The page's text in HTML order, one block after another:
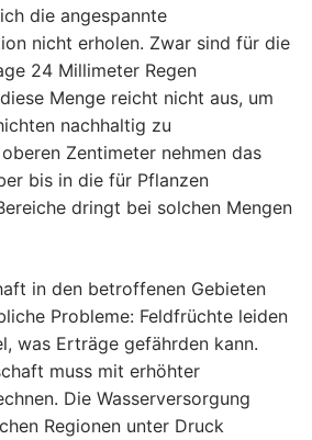
die angespannte
nicht erholen. Zwar sind für die
24 Millimeter Regen
Menge reicht nicht aus, um
nachhaltig zu
Zentimeter nehmen das
bis in die für Pflanzen
dringt bei solchen Mengen
in den betroffenen Gebieten
Probleme: Feldfrüchte leiden
was Erträge gefährden kann.
muss mit erhöhter
Die Wasserversorgung
Regionen unter Druck